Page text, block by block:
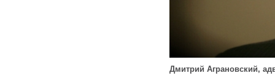
Дмитрий Аграновский,